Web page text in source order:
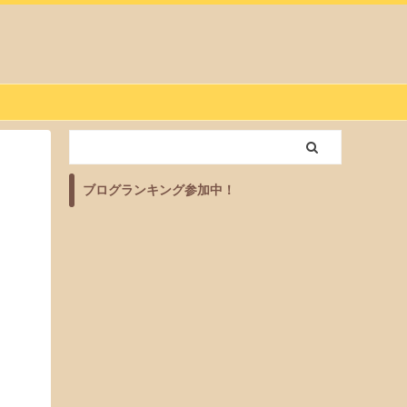
ブログランキング参加中！